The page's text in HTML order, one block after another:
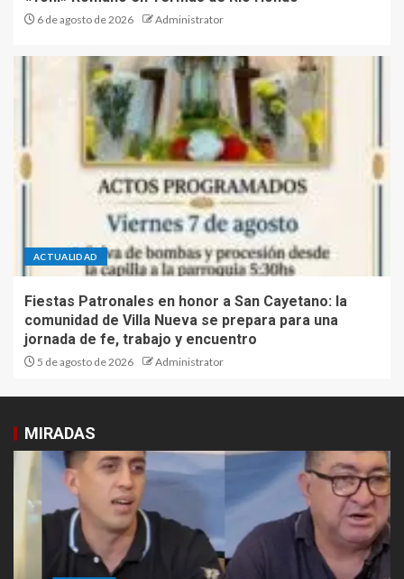
6 de agosto de 2026 Administrator
ACTUALIDAD
Fiestas Patronales en honor a San Cayetano: la
comunidad de Villa Nueva se prepara para una
jornada de fe, trabajo y encuentro
5 de agosto de 2026 Administrator
MIRADAS